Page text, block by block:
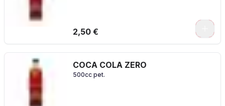
2,50 €
COCA COLA ZERO
500cc pet.